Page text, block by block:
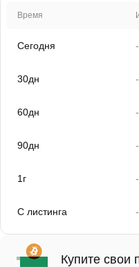
Время
Сегодня
30дн
60дн
90дн
1г
С листинга
Купите свои